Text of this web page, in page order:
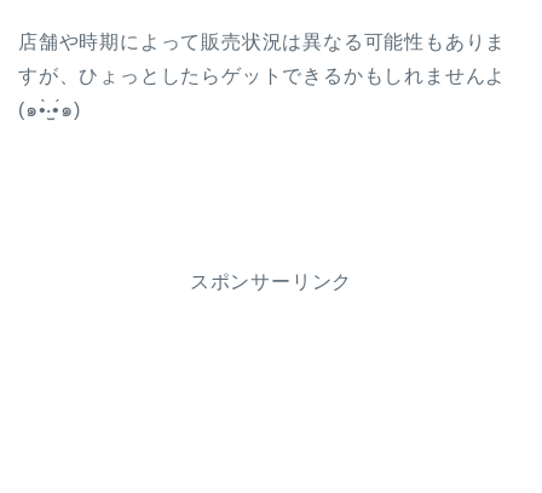
店舗や時期によって販売状況は異なる可能性もありま
すが、ひょっとしたらゲットできるかもしれませんよ
(๑•̀‧̫•́๑)
スポンサーリンク